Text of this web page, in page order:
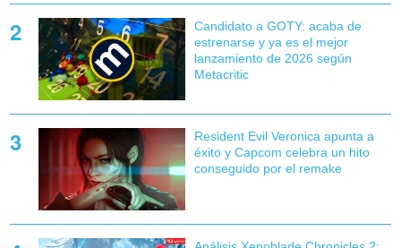
Candidato a GOTY: acaba de
estrenarse y ya es el mejor
lanzamiento de 2026 según
Metacritic
Resident Evil Veronica apunta a
éxito y Capcom celebra un hito
conseguido por el remake